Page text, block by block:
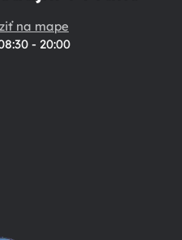
na mape
- 20:00